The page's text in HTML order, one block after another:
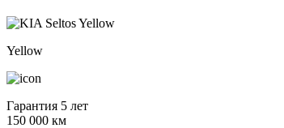
Yellow
Гарантия 5 лет
150 000 км